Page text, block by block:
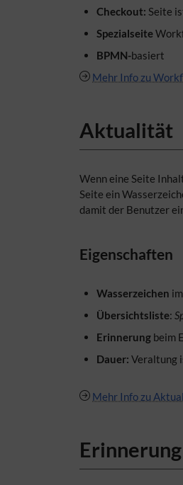
Checkout: Seite
Spezialseite
BPMN-basiert
Mehr Info zu
Aktualität
Wenn eine Seite
Seite ein
damit der Benutzer
Eigenschaften
Wasserzeichen
Übersichtsliste:
Erinnerung beim
Dauer: Veraltung
Mehr Info zu
Erinnerung